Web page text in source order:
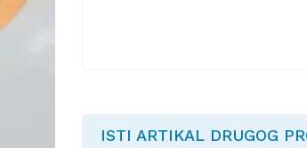
ISTI ARTIKAL DRUGOG